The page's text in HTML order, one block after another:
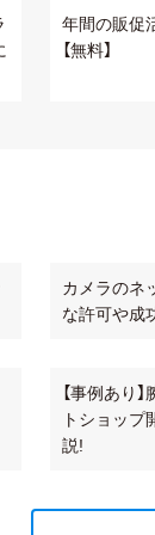
年間の販促
【無料】
カメラのネ
な許可や成
【事例あり
トショップ
説!